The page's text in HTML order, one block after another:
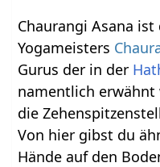
Chaurangi Asana
Yogameisters
Gurus der in der
namentlich
die
Von hier gibst du
Hände auf den